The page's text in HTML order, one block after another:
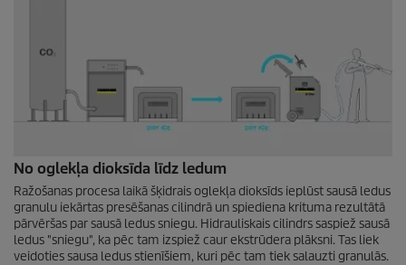
No oglekļa dioksīda līdz ledum
Ražošanas procesa laikā šķidrais oglekļa dioksīds ieplūst sausā ledus
granulu iekārtas presēšanas cilindrā un spiediena krituma rezultātā
pārvēršas par sausā ledus sniegu. Hidrauliskais cilindrs saspiež sausā
ledus "sniegu", ka pēc tam izspiež caur ekstrūdera plāksni. Tas liek
veidoties sausa ledus stienīšiem, kuri pēc tam tiek salauzti granulās.